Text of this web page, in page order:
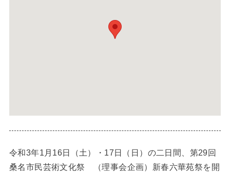
令和3年1月16日（土）・17日（日）の二日間、第29回
桑名市民芸術文化祭 （理事会企画）新春六華苑祭を開